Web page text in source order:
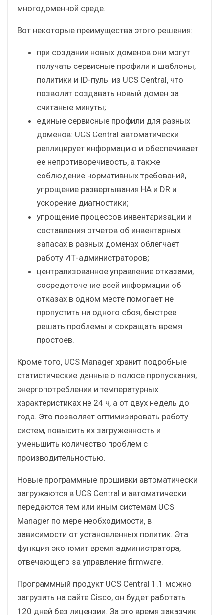
многодоменной среде.
Вот некоторые преимущества этого решения:
при создании новых доменов они могут
получать сервисные профили и шаблоны,
политики и ID-пулы из UCS Central, что
позволит создавать новый домен за
считаные минуты;
единые сервисные профили для разных
доменов: UCS Central автоматически
реплицирует информацию и обеспечивает
ее непротиворечивость, а также
соблюдение нормативных требований,
упрощение развертывания HA и DR и
ускорение диагностики;
упрощение процессов инвентаризации и
составления отчетов об инвентарных
запасах в разных доменах облегчает
работу ИТ-администраторов;
централизованное управление отказами,
сосредоточение всей информации об
отказах в одном месте помогает не
пропустить ни одного сбоя, быстрее
решать проблемы и сокращать время
простоев.
Кроме того, UCS Manager хранит подробные
статистические данные о полосе пропускания,
энергопотреблении и температурных
характеристиках не 24 ч, а от двух недель до
года. Это позволяет оптимизировать работу
систем, повысить их загруженность и
уменьшить количество проблем с
производительностью.
Новые программные прошивки автоматически
загружаются в UCS Central и автоматически
передаются тем или иным системам UCS
Manager по мере необходимости, в
зависимости от установленных политик. Эта
функция экономит время администратора,
отвечающего за управление firmware.
Программный продукт UCS Central 1.1 можно
загрузить на сайте Cisco, он будет работать
120 дней без лицензии. За это время заказчик